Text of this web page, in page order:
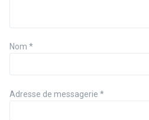
Nom *
Adresse de messagerie *